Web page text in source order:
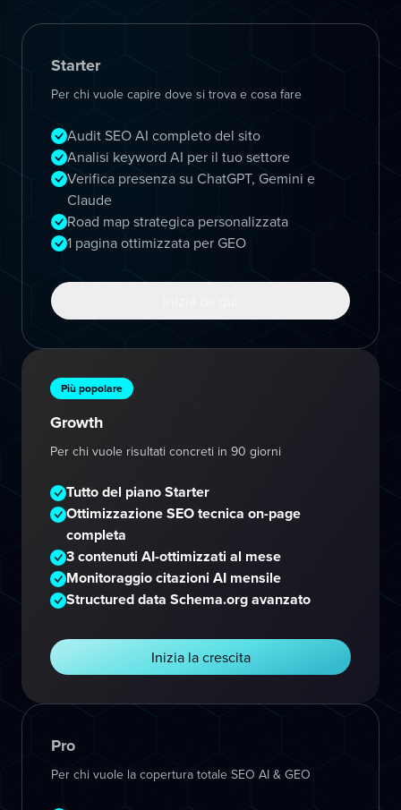
Starter
Per chi vuole capire dove si trova e cosa fare
Audit SEO AI completo del sito
Analisi keyword AI per il tuo settore
Verifica presenza su ChatGPT, Gemini e
Claude
Road map strategica personalizzata
1 pagina ottimizzata per GEO
Più popolare
Growth
Per chi vuole risultati concreti in 90 giorni
Tutto del piano Starter
Ottimizzazione SEO tecnica on-page
completa
3 contenuti AI-ottimizzati al mese
Monitoraggio citazioni AI mensile
Structured data Schema.org avanzato
Inizia la crescita
Pro
Per chi vuole la copertura totale SEO AI & GEO